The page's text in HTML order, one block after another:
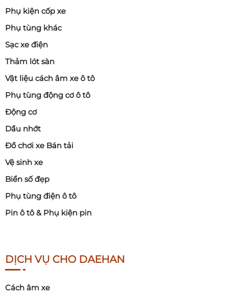
Phụ kiện cốp xe
Phụ tùng khác
Sạc xe điện
Thảm lót sàn
Vật liệu cách âm xe ô tô
Phụ tùng động cơ ô tô
Động cơ
Dầu nhớt
Đồ chơi xe Bán tải
Vệ sinh xe
Biển số đẹp
Phụ tùng điện ô tô
Pin ô tô & Phụ kiện pin
DỊCH VỤ CHO DAEHAN
Cách âm xe